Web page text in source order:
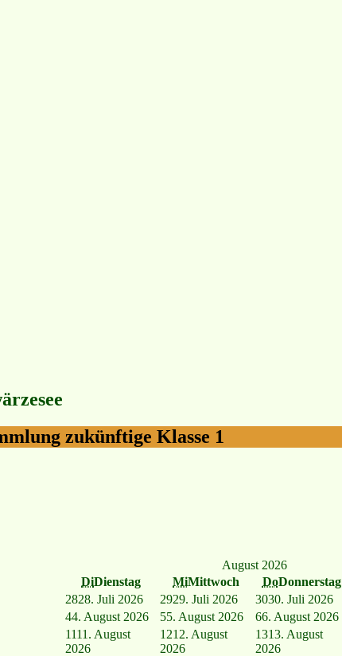
zukünftige Klasse 1
August 2026
DiDienstag MiMittwoch DoDonnerstag
2828. Juli 2026 2929. Juli 2026 3030. Juli 2026
44. August 2026 55. August 2026 66. August 2026
1111. August
2026
1212. August
2026
1313. August
2026